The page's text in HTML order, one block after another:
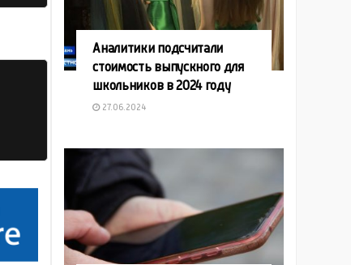
Аналитики подсчитали
стоимость выпускного для
школьников в 2024 году
27.06.2024